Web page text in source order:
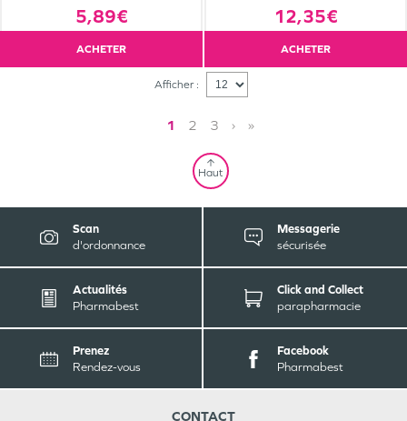
5,89€
ACHETER
12,35€
ACHETER
Afficher :
1 2 3 › »
Haut
Scan
d'ordonnance
Messagerie
sécurisée
Actualités
Pharmabest
Click and Collect
parapharmacie
Prenez
Rendez-vous
Facebook
Pharmabest
CONTACT